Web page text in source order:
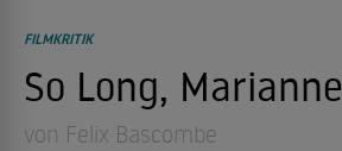
FILMKRITIK
So Long, Marianne
von Felix Bascombe